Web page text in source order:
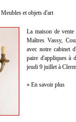
Meubles et objets d'art
La maison de
Maîtres Vassy,
avec notre cabinet
paire d'appliques à
jeudi 9 juillet à
» En savoir plus